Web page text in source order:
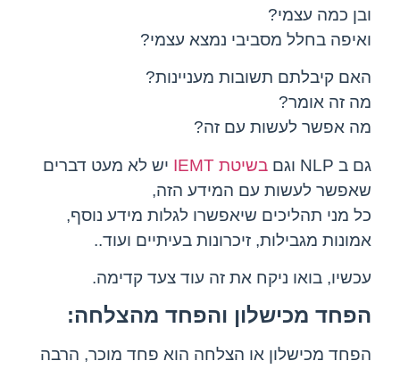
ובן כמה עצמי?
ואיפה בחלל מסביבי נמצא עצמי?
האם קיבלתם תשובות מעניינות?
מה זה אומר?
מה אפשר לעשות עם זה?
גם ב NLP וגם בשיטת IEMT
יש לא מעט דברים
שאפשר לעשות עם המידע הזה,
כל מני תהליכים שיאפשרו לגלות מידע נוסף,
אמונות מגבילות, זיכרונות בעיתיים ועוד..
עכשיו, בואו ניקח את זה עוד צעד קדימה.
הפחד מכישלון והפחד מהצלחה:
הפחד מכישלון או הצלחה הוא פחד מוכר, הרבה